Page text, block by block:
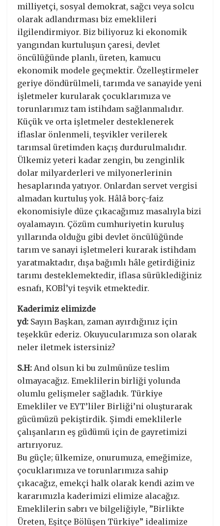
milliyetçi, sosyal demokrat, sağcı veya solcu
olarak adlandırması biz emeklileri
ilgilendirmiyor. Biz biliyoruz ki ekonomik
yangından kurtuluşun çaresi, devlet
öncülüğünde planlı, üreten, kamucu
ekonomik modele geçmektir. Özelleştirmeler
geriye döndürülmeli, tarımda ve sanayide yeni
işletmeler kurularak çocuklarımıza ve
torunlarımız tam istihdam sağlanmalıdır.
Küçük ve orta işletmeler desteklenerek
iflaslar önlenmeli, teşvikler verilerek
tarımsal üretimden kaçış durdurulmalıdır.
Ülkemiz yeteri kadar zengin, bu zenginlik
dolar milyarderleri ve milyonerlerinin
hesaplarında yatıyor. Onlardan servet vergisi
almadan kurtuluş yok. Hâlâ borç-faiz
ekonomisiyle düze çıkacağımız masalıyla bizi
oyalamayın. Çözüm cumhuriyetin kuruluş
yıllarında olduğu gibi devlet öncülüğünde
tarım ve sanayi işletmeleri kurarak istihdam
yaratmaktadır, dışa bağımlı hâle getirdiğiniz
tarımı desteklemektedir, iflasa sürüklediğiniz
esnafı, KOBİ’yi teşvik etmektedir.
Kaderimiz elimizde
yd: Sayın Başkan, zaman ayırdığınız için
teşekkür ederiz. Okuyucularımıza son olarak
neler iletmek istersiniz?
S.H: And olsun ki bu zulmünüze teslim
olmayacağız. Emeklilerin birliği yolunda
olumlu gelişmeler sağladık. Türkiye
Emekliler ve EYT’liler Birliği’ni oluşturarak
gücümüzü pekiştirdik. Şimdi emeklilerle
çalışanların eş güdümü için de gayretimizi
artırıyoruz.
Bu güçle; ülkemize, onurumuza, emeğimize,
çocuklarımıza ve torunlarımıza sahip
çıkacağız, emekçi halk olarak kendi azim ve
kararımızla kaderimizi elimize alacağız.
Emeklilerin sabrı ve bilgeliğiyle, ”Birlikte
Üreten, Eşitçe Bölüşen Türkiye” idealimize